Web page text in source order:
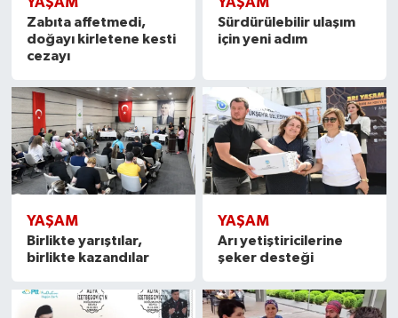
Zabıta affetmedi,
doğayı kirletene kesti
cezayı
Sürdürülebilir ulaşım
için yeni adım
YAŞAM
Birlikte yarıştılar,
birlikte kazandılar
YAŞAM
Arı yetiştiricilerine
şeker desteği